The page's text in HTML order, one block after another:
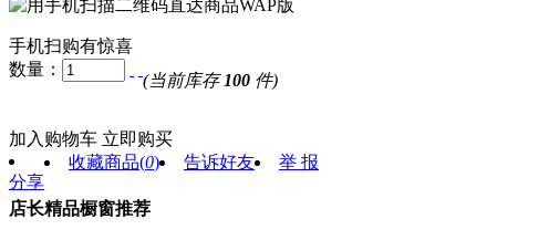
手机扫购有惊喜
数量：
(当前库存 100 件)
加入购物车 立即购买
分享
收藏商品(0) 告诉好友 举 报
店长精品橱窗推荐